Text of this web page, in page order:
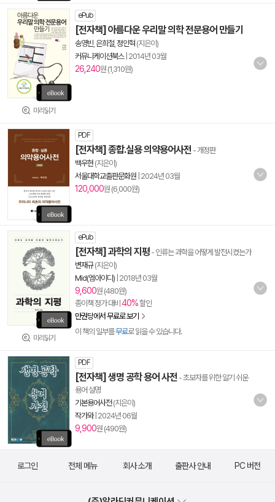
미리읽기
ePub
[전자책] 아름다운 우리말 의학 전문용어 만들기
송영빈 은희철 정인혁 (지은이)
커뮤니케이션북스| 2014년 03월
26,240원 (1,310원)
PDF
[전자책] 종합.실용 의약용어사전 - 개정판
백우현 (지은이)
서울대학교출판문화원 2024년 03월
120,000원 (6,000원)
미리읽기
ePub
[전자책] 과학의 지평 - 인류는 과학을 어떻게 발전시켰는가
변재규(지은이)
Mid(엠아이디) 2018년 03월
9,600원 (480원)
종이책 정가 대비 40%할인
만권당에서 무료로 보기
이 책의 일부를무료로 읽을 수 있습니다.
PDF
[전자책] 생명 공학 용어 사전 - 초보자를 위한 알기 쉬운
용어 설명
기본용어사전(지은이)
작가와| 2024년 06월
9,900원 (490원)
로그인 전체 메뉴 회사 소개 출판사 안내 PC 버전